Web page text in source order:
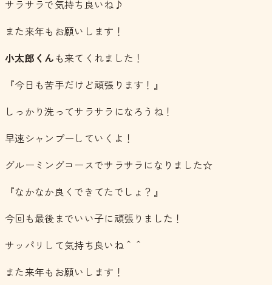
サラサラで気持ち良いね♪
また来年もお願いします！
小太郎くんも来てくれました！
『今日も苦手だけど頑張ります！』
しっかり洗ってサラサラになろうね！
早速シャンプーしていくよ！
グルーミングコースでサラサラになりました☆
『なかなか良くできてたでしょ？』
今回も最後までいい子に頑張りました！
サッパリして気持ち良いね＾＾
また来年もお願いします！